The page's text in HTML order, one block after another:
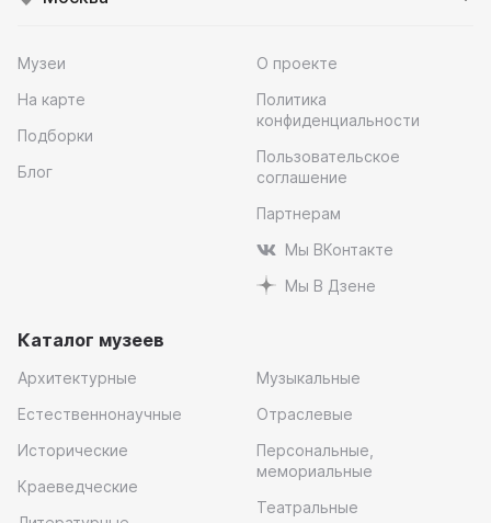
Музеи
На карте
Подборки
Блог
О проекте
Политика
конфиденциальности
Пользовательское
соглашение
Партнерам
Мы ВКонтакте
Мы В Дзене
Каталог музеев
Архитектурные
Естественнонаучные
Исторические
Краеведческие
Музыкальные
Отраслевые
Персональные,
мемориальные
Театральные